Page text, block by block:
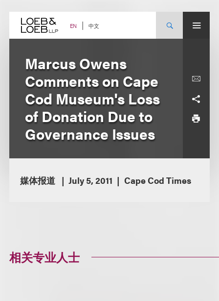
content EN 中文
Marcus Owens
Comments on Cape
Cod Museum's Loss
of Donation Due to
Governance Issues
媒体报道 July 5, 2011 Cape Cod Times
相关专业人士